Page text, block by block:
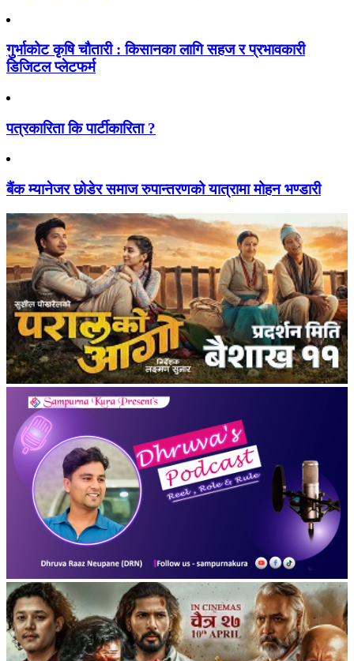
गुर्भाकोट कृषि चौतारी : किसानका लागि सहज र प्रभावकारी
डिजिटल प्लेटफर्म
पत्रकारिता कि पार्टीकारिता ?
बैंक म्यानेजर छोडेर समाज रुपान्तरणको यात्रामा मोहन भण्डारी